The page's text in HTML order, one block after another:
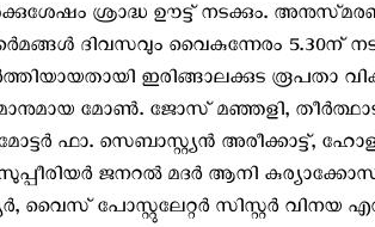
ശ്രാദ്ധ ഊട്ട് നടക്കും.
ദിവസവും വൈകുന്നേരം 5.30ന്
ഇരിങ്ങാലക്കുട രൂപതാ
മോൺ. ജോസ് മഞ്ഞളി,
ഫാ. സെബാസ്റ്റ്യൻ അരീക്കാട്ട്,
ജനറൽ മദർ ആനി കുര്യാക്കോസ്,
പോസ്റ്റുലേറ്റർ സിസ്റ്റർ വിനയ